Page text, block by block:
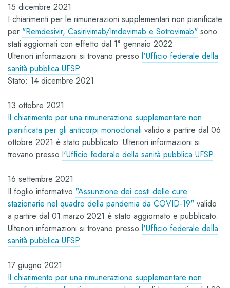
15 dicembre 2021
I chiarimenti per le rimunerazioni supplementari non pianificate
per "Remdesivir, Casirivimab/Imdevimab e Sotrovimab" sono
stati aggiornati con effetto dal 1° gennaio 2022.
Ulteriori informazioni si trovano presso l'Ufficio federale della
sanità pubblica UFSP.
Stato: 14 dicembre 2021
13 ottobre 2021
Il chiarimento per una rimunerazione supplementare non
pianificata per gli anticorpi monoclonali valido a partire dal 06
ottobre 2021 è stato pubblicato. Ulteriori informazioni si
trovano presso l'Ufficio federale della sanità pubblica UFSP.
16 settembre 2021
Il foglio informativo "Assunzione dei costi delle cure
stazionarie nel quadro della pandemia da COVID-19" valido
a partire dal 01 marzo 2021 è stato aggiornato e pubblicato.
Ulteriori informazioni si trovano presso l'Ufficio federale della
sanità pubblica UFSP.
17 giugno 2021
Il chiarimento per una rimunerazione supplementare non